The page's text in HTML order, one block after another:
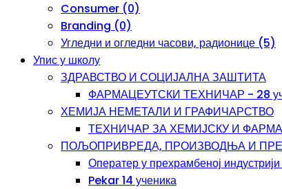
Consumer (0)
Branding (0)
Угледни и огледни часови, радионице (5)
Упис у школу
ЗДРАВСТВО И СОЦИЈАЛНА ЗАШТИТА
ФАРМАЦЕУТСКИ ТЕХНИЧАР - 28
ХЕМИЈА НЕМЕТАЛИ И ГРАФИЧАРСТВО
ТЕХНИЧАР ЗА ХЕМИЈСКУ И
ПОЉОПРИВРЕДА, ПРОИЗВОДЊА И
Оператер у прехрамбеној
Pekar 14 ученика